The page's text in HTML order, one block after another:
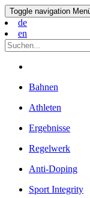
Toggle navigation
de
en
Bahnen
Athleten
Ergebnisse
Regelwerk
Anti-Doping
Sport Integrity